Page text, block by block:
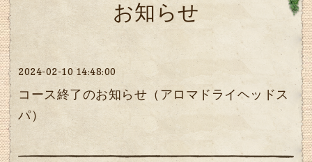
お知らせ
2024-02-10 14:48:00
コース終了のお知らせ（アロマドライヘッドス
パ）